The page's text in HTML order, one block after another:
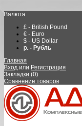
Валюта
£ - British Pound
€ - Euro
$ - US Dollar
р. - Рубль
Главная
Вход или Регистрация
Закладки (0)
Сравнение товаров